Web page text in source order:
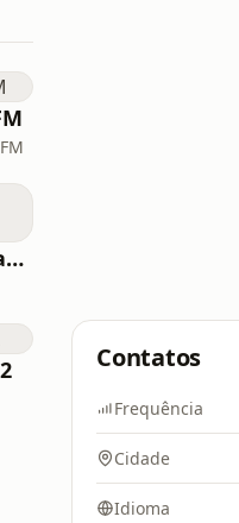
Rádio Buteco Sertanejo
Contatos
Frequência
Cidade
Idioma